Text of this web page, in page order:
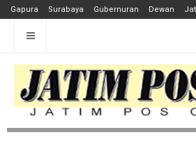
Gapura Surabaya Gubernuran Dewan